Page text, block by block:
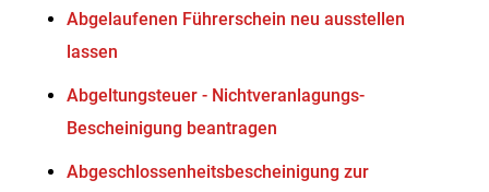
Abgelaufenen Führerschein neu ausstellen
lassen
Abgeltungsteuer - Nichtveranlagungs-
Bescheinigung beantragen
Abgeschlossenheitsbescheinigung zur